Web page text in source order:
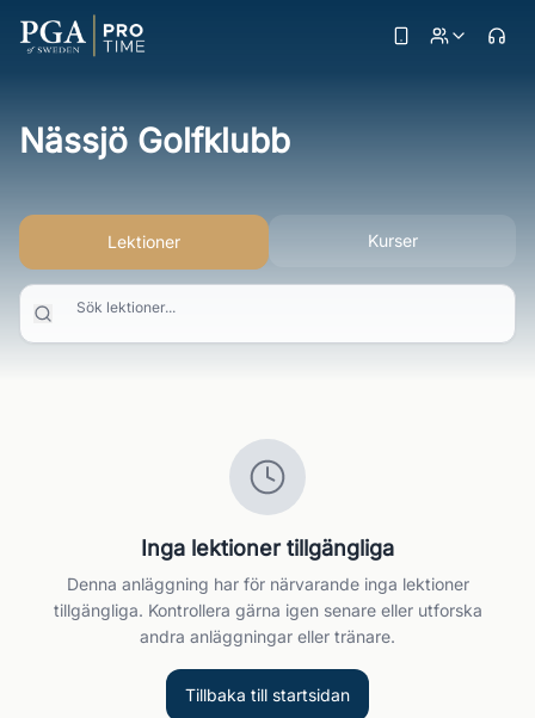
Nässjö Golfklubb
Lektioner Kurser
Sök lektioner...
Inga lektioner tillgängliga
Denna anläggning har för närvarande inga lektioner
tillgängliga. Kontrollera gärna igen senare eller utforska
andra anläggningar eller tränare.
Tillbaka till startsidan